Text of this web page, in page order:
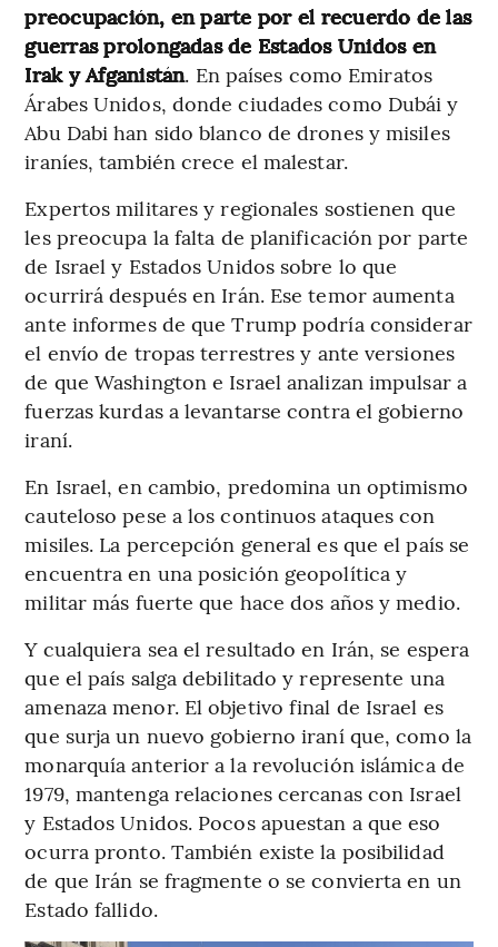
preocupación, en parte por el recuerdo de las
guerras prolongadas de Estados Unidos en
Irak y Afganistán. En países como Emiratos
Árabes Unidos, donde ciudades como Dubái y
Abu Dabi han sido blanco de drones y misiles
iraníes, también crece el malestar.
Expertos militares y regionales sostienen que
les preocupa la falta de planificación por parte
de Israel y Estados Unidos sobre lo que
ocurrirá después en Irán. Ese temor aumenta
ante informes de que Trump podría considerar
el envío de tropas terrestres y ante versiones
de que Washington e Israel analizan impulsar a
fuerzas kurdas a levantarse contra el gobierno
iraní.
En Israel, en cambio, predomina un optimismo
cauteloso pese a los continuos ataques con
misiles. La percepción general es que el país se
encuentra en una posición geopolítica y
militar más fuerte que hace dos años y medio.
Y cualquiera sea el resultado en Irán, se espera
que el país salga debilitado y represente una
amenaza menor. El objetivo final de Israel es
que surja un nuevo gobierno iraní que, como la
monarquía anterior a la revolución islámica de
1979, mantenga relaciones cercanas con Israel
y Estados Unidos. Pocos apuestan a que eso
ocurra pronto. También existe la posibilidad
de que Irán se fragmente o se convierta en un
Estado fallido.